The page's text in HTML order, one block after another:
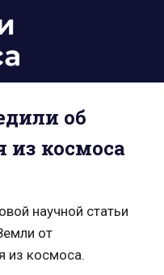
об
из космоса
научной статьи
от
из космоса.